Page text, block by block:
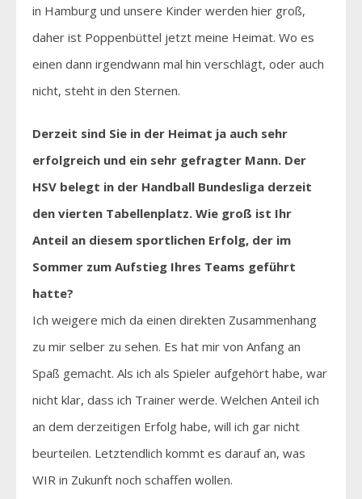
in Hamburg und unsere Kinder werden hier groß,
daher ist Poppenbüttel jetzt meine Heimat. Wo es
einen dann irgendwann mal hin verschlägt, oder auch
nicht, steht in den Sternen.
Derzeit sind Sie in der Heimat ja auch sehr
erfolgreich und ein sehr gefragter Mann. Der
HSV belegt in der Handball Bundesliga derzeit
den vierten Tabellenplatz. Wie groß ist Ihr
Anteil an diesem sportlichen Erfolg, der im
Sommer zum Aufstieg Ihres Teams geführt
hatte?
Ich weigere mich da einen direkten Zusammenhang
zu mir selber zu sehen. Es hat mir von Anfang an
Spaß gemacht. Als ich als Spieler aufgehört habe, war
nicht klar, dass ich Trainer werde. Welchen Anteil ich
an dem derzeitigen Erfolg habe, will ich gar nicht
beurteilen. Letztendlich kommt es darauf an, was
WIR in Zukunft noch schaffen wollen.